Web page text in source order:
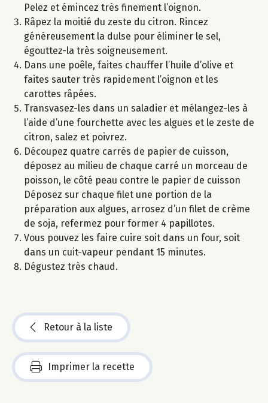
Pelez et émincez très finement l’oignon.
Râpez la moitié du zeste du citron. Rincez
généreusement la dulse pour éliminer le sel,
égouttez-la très soigneusement.
Dans une poêle, faites chauffer l’huile d’olive et
faites sauter très rapidement l’oignon et les
carottes râpées.
Transvasez-les dans un saladier et mélangez-les à
l’aide d’une fourchette avec les algues et le zeste de
citron, salez et poivrez.
Découpez quatre carrés de papier de cuisson,
déposez au milieu de chaque carré un morceau de
poisson, le côté peau contre le papier de cuisson
Déposez sur chaque filet une portion de la
préparation aux algues, arrosez d’un filet de crème
de soja, refermez pour former 4 papillotes.
Vous pouvez les faire cuire soit dans un four, soit
dans un cuit-vapeur pendant 15 minutes.
Dégustez très chaud.
Retour à la liste
Imprimer la recette